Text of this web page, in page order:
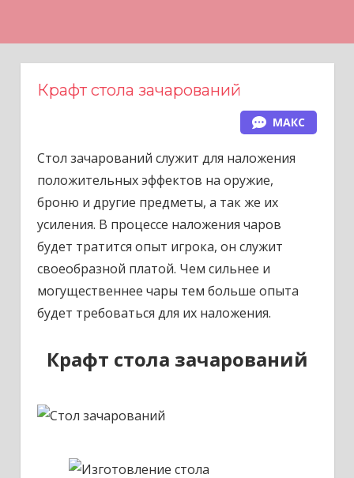
Крафт стола зачарований
МАКС
Стол зачарований служит для наложения
положительных эффектов на оружие,
броню и другие предметы, а так же их
усиления. В процессе наложения чаров
будет тратится опыт игрока, он служит
своеобразной платой. Чем сильнее и
могущественнее чары тем больше опыта
будет требоваться для их наложения.
Крафт стола зачарований